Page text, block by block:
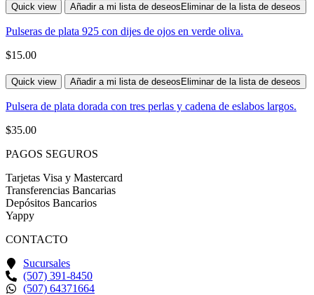
Quick view Añadir a mi lista de deseos Eliminar de la lista de deseos
Pulseras de plata 925 con dijes de ojos en verde oliva.
$15.00
Quick view Añadir a mi lista de deseos Eliminar de la lista de deseos
Pulsera de plata dorada con tres perlas y cadena de eslabos largos.
$35.00
PAGOS SEGUROS
Tarjetas Visa y Mastercard
Transferencias Bancarias
Depósitos Bancarios
Yappy
CONTACTO
Sucursales
(507) 391-8450
(507) 64371664